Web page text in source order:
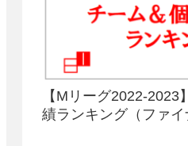
【Mリーグ2022-
績ランキング（ファイ